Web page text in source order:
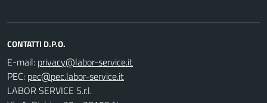
CONTATTI D.P.O.
E-mail:
PEC:
LABOR SERVICE S.r.l.